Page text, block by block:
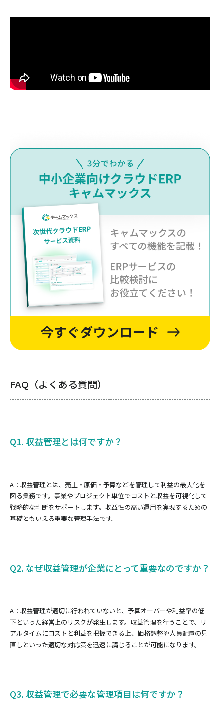
FAQ（よくある質問）
Q1. 収益管理とは何ですか？
A：収益管理とは、売上・原価・予算などを管理して利益の最大化を
図る業務です。事業やプロジェクト単位でコストと収益を可視化して
戦略的な判断をサポートします。収益性の高い運用を実現するための
基礎ともいえる重要な管理手法です。
Q2. なぜ収益管理が企業にとって重要なのですか？
A：収益管理が適切に行われていないと、予算オーバーや利益率の低
下といった経営上のリスクが発生します。収益管理を行うことで、リ
アルタイムにコストと利益を把握できる上、価格調整や人員配置の見
直しといった適切な対応策を迅速に講じることが可能になります。
Q3. 収益管理で必要な管理項目は何ですか？